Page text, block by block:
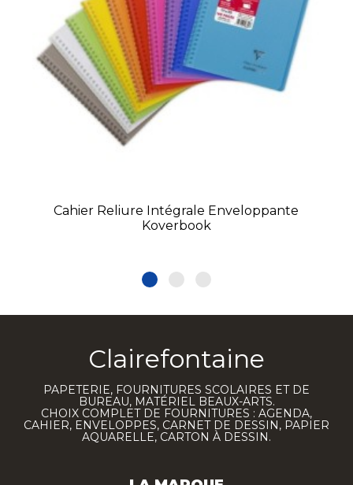
Cahier Reliure Intégrale Enveloppante
Koverbook
Clairefontaine
PAPETERIE, FOURNITURES SCOLAIRES ET DE
BUREAU, MATÉRIEL BEAUX-ARTS.
CHOIX COMPLET DE FOURNITURES : AGENDA,
CAHIER, ENVELOPPES, CARNET DE DESSIN, PAPIER
AQUARELLE, CARTON À DESSIN.